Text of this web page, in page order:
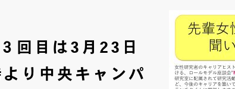
回目は3月23日
より中央キャンパ